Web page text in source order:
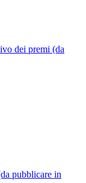
dei premi (da
pubblicare in